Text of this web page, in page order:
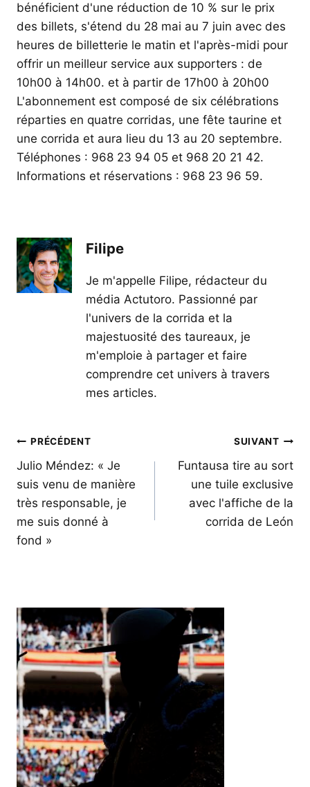
bénéficient d'une réduction de 10 % sur le prix
des billets, s'étend du 28 mai au 7 juin avec des
heures de billetterie le matin et l'après-midi pour
offrir un meilleur service aux supporters : de
10h00 à 14h00. et à partir de 17h00 à 20h00
L'abonnement est composé de six célébrations
réparties en quatre corridas, une fête taurine et
une corrida et aura lieu du 13 au 20 septembre.
Téléphones : 968 23 94 05 et 968 20 21 42.
Informations et réservations : 968 23 96 59.
Filipe
Je m'appelle Filipe, rédacteur du
média Actutoro. Passionné par
l'univers de la corrida et la
majestuosité des taureaux, je
m'emploie à partager et faire
comprendre cet univers à travers
mes articles.
Navigation
de
l’article
PRÉCÉDENT
Julio Méndez: « Je
suis venu de manière
très responsable, je
me suis donné à
fond »
SUIVANT
Funtausa tire au sort
une tuile exclusive
avec l'affiche de la
corrida de León